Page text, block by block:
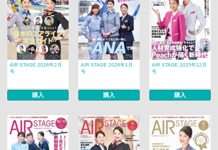
AIR STAGE 2026年2月
号
購入
AIR STAGE 2026年1月
号
購入
AIR STAGE 2025年12月
号
購入